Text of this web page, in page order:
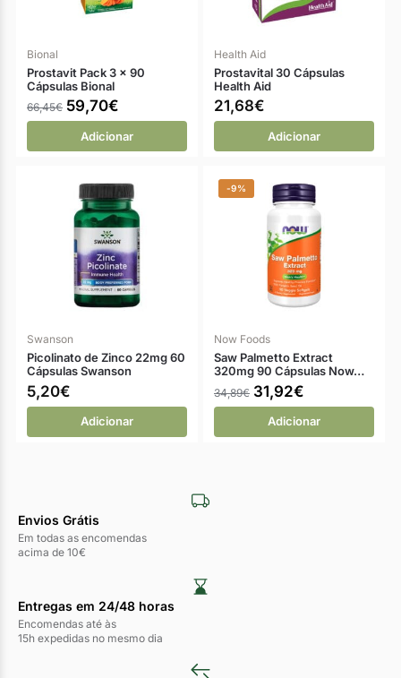
Bional
Prostavit Pack 3 x 90
Cápsulas Bional
66,45€ 59,70€
Adicionar
Health Aid
Prostavital 30 Cápsulas
Health Aid
21,68€
Adicionar
Swanson
Picolinato de Zinco 22mg 60
Cápsulas Swanson
5,20€
Adicionar
-9%
Now Foods
Saw Palmetto Extract
320mg 90 Cápsulas Now…
34,89€ 31,92€
Adicionar
Envios Grátis
Em todas as encomendas
acima de 10€
Entregas em 24/48 horas​
Encomendas até às
15h expedidas no mesmo dia